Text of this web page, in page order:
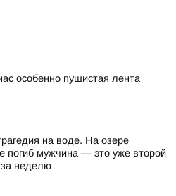
особенно пушистая лента
на воде. На озере
погиб мужчина — это уже второй
неделю